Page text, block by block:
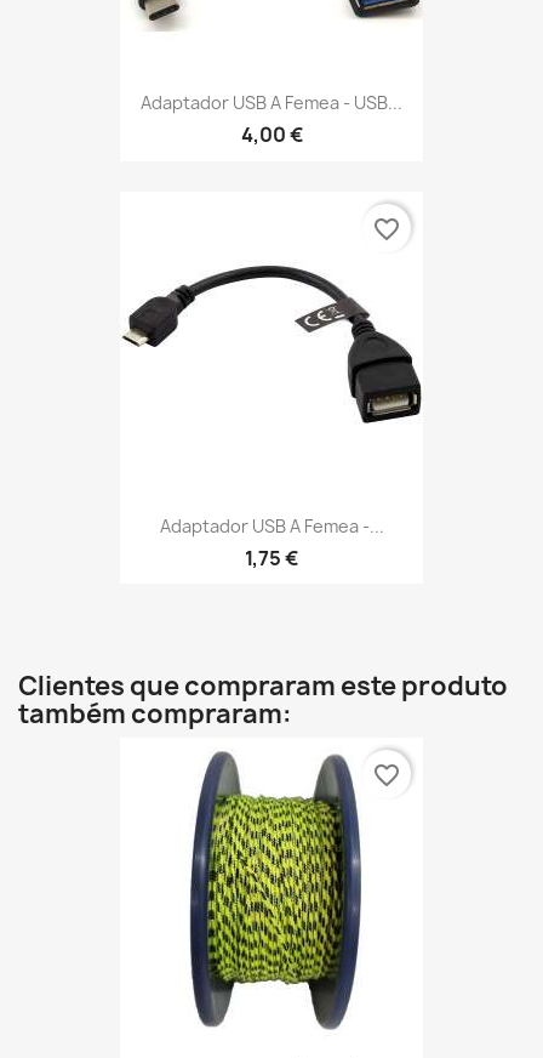
Adaptador USB A Femea - USB...
4,00 €
Adaptador USB A Femea -...
1,75 €
favorite_border
Clientes que compraram este produto
também compraram:
favorite_border